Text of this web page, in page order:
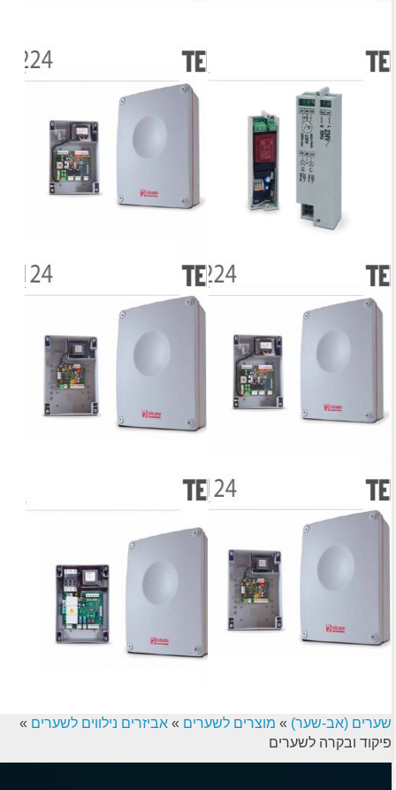
שערים (אב-שער) » מוצרים לשערים » אביזרים נילווים לשערים »
פיקוד ובקרה לשערים